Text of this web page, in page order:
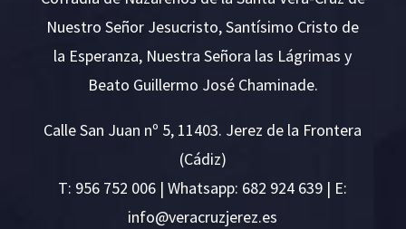
Nuestro Señor Jesucristo, Santísimo Cristo de
la Esperanza, Nuestra Señora las Lágrimas y
Beato Guillermo José Chaminade.
Calle San Juan nº 5, 11403. Jerez de la Frontera
(Cádiz)
T: 956 752 006 | Whatsapp: 682 924 639 | E:
se.ze
rejzu
rcare
v@ofn
i